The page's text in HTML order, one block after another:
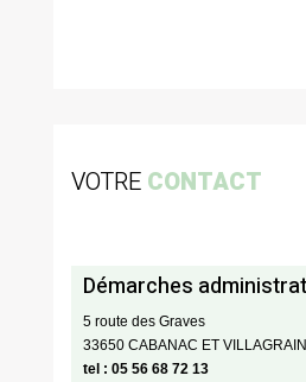
VOTRE CONTACT
Démarches
5 route des Graves
33650 CABANAC ET
tel : 05 56 68 72 13